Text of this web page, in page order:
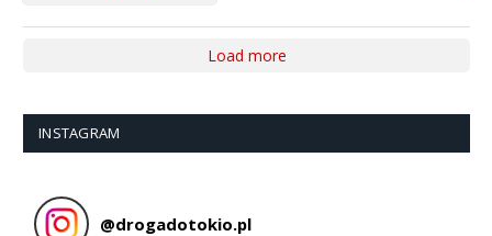
Load more
INSTAGRAM
@drogadotokio.pl